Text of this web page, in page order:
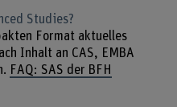
Studies?
Format aktuelles
Inhalt an CAS, EMBA
FAQ: SAS der BFH